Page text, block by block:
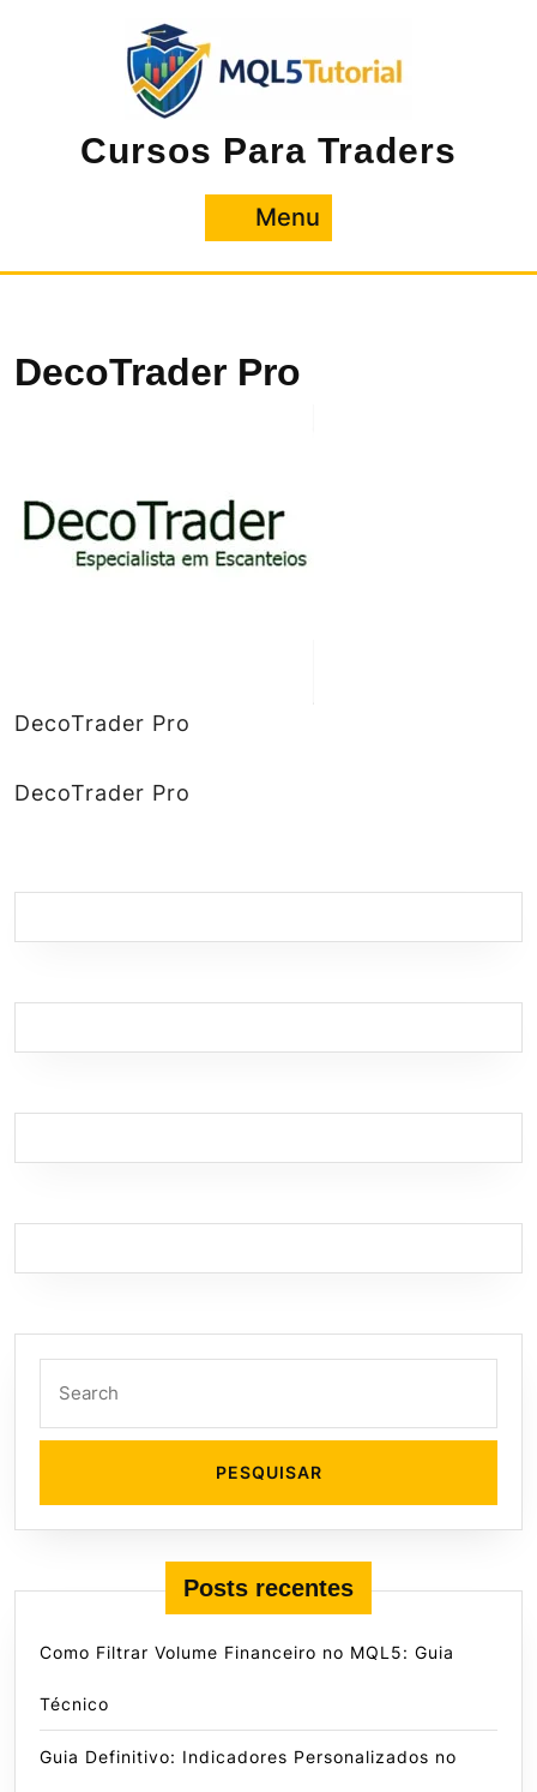
Cursos Para Traders
Menu
DecoTrader Pro
DecoTrader Pro
DecoTrader Pro
Posts recentes
Como Filtrar Volume Financeiro no MQL5: Guia
Técnico
Guia Definitivo: Indicadores Personalizados no